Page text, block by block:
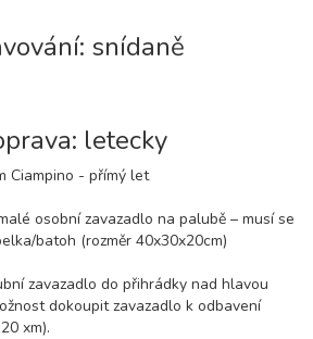
snídaně
letecky
Ciampino - přímý let
osobní zavazadlo na palubě – musí se
batoh (rozměr 40x30x20cm)
zavazadlo do přihrádky nad hlavou
dokoupit zavazadlo k odbavení
xm).